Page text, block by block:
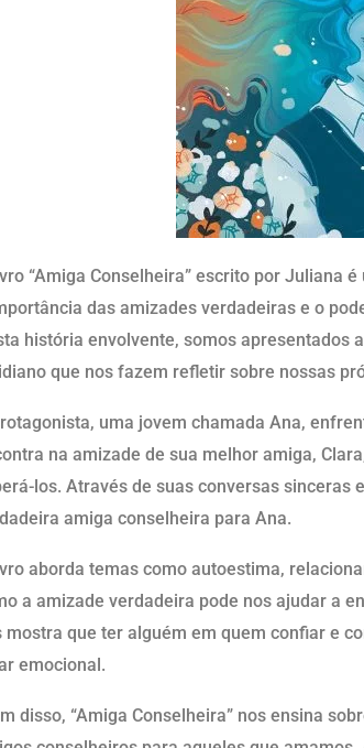
“Amiga Conselheira” escrito por Juliana
das amizades verdadeiras e o
história envolvente, somos apresentados
que nos fazem refletir sobre nossas
uma jovem chamada Ana,
na amizade de sua melhor amiga,
los. Através de suas conversas sinceras
amiga conselheira para Ana.
aborda temas como autoestima,
a amizade verdadeira pode nos ajudar a
mostra que ter alguém em quem confiar e
emocional.
disso, “Amiga Conselheira” nos ensina